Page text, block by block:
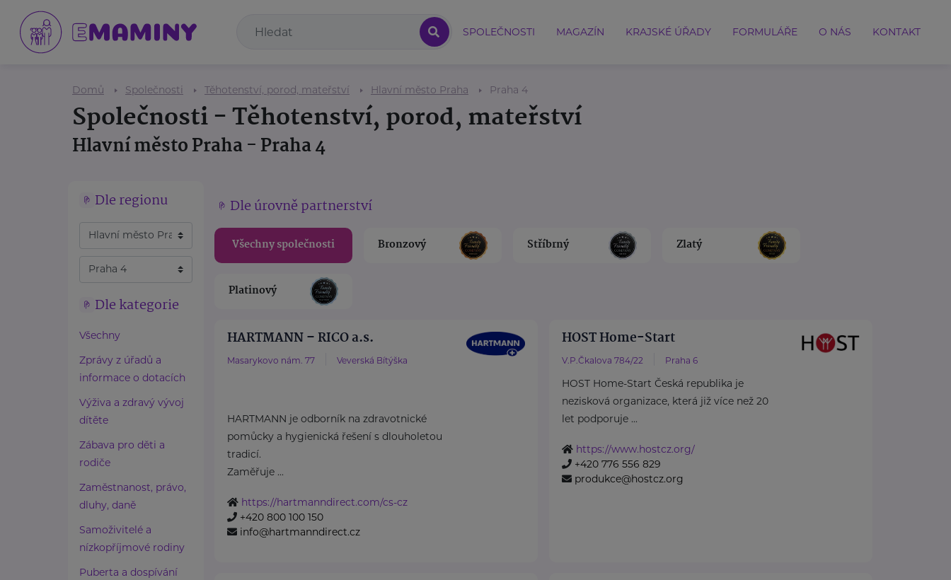
SPOLEČNOSTI MAGAZÍN KRAJSKÉ ÚŘADY FORMULÁŘE O NÁS KONTAKT
Domů Společnosti Těhotenství, porod, mateřství Hlavní město Praha Praha 4
Společnosti - Těhotenství, porod, mateřství
Hlavní město Praha - Praha 4
Dle regionu
Dle kategorie
Všechny
Zprávy z úřadů a
informace o dotacích
Výživa a zdravý vývoj
dítěte
Zábava pro děti a
rodiče
Zaměstnanost, právo,
dluhy, daně
Samoživitelé a
nízkopříjmové rodiny
Puberta a dospívání
Dle úrovně partnerství
Všechny společnosti Bronzový Stříbrný Zlatý
Platinový
HARTMANN – RICO a.s.
Masarykovo nám. 77 Veverská Bítýška
HARTMANN je odborník na zdravotnické
pomůcky a hygienická řešení s dlouholetou
tradicí.
Zaměřuje ...
https://hartmanndirect.com/cs-cz
+420 800 100 150
info@hartmanndirect.cz
HOST Home-Start
V.P.Čkalova 784/22 Praha 6
HOST Home-Start Česká republika je
nezisková organizace, která již více než 20
let podporuje ...
https://www.hostcz.org/
+420 776 556 829
produkce@hostcz.org